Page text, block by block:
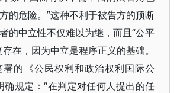
的危险。”这种不利于被告方的预断
的中立性不仅难以为继，而且“公平
在，因为中立是程序正义的基础。
的《公民权利和政治权利国际公
确规定：“在判定对任何人提出的任